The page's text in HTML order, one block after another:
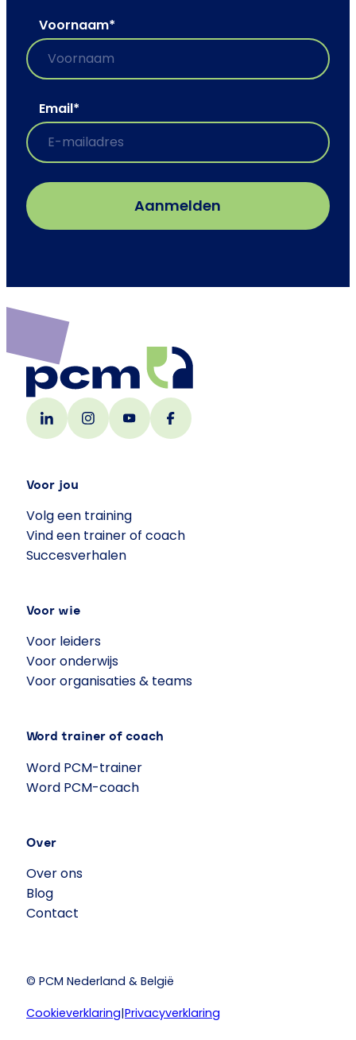
Voornaam*
Email*
Voor jou
Volg een training
Vind een trainer of coach
Succesverhalen
Voor wie
Voor leiders
Voor onderwijs
Voor organisaties & teams
Word trainer of coach
Word PCM-trainer
Word PCM-coach
Over
Over ons
Blog
Contact
© PCM Nederland & België
Cookieverklaring|Privacyverklaring